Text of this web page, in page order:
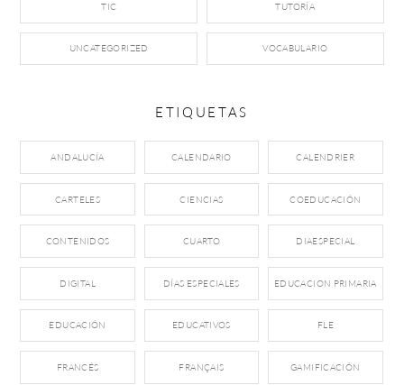
TIC TUTORÍA
UNCATEGORIZED VOCABULARIO
ETIQUETAS
ANDALUCÍA CALENDARIO CALENDRIER
CARTELES CIENCIAS COEDUCACIÓN
CONTENIDOS CUARTO DIAESPECIAL
DIGITAL DÍAS ESPECIALES EDUCACION PRIMARIA
EDUCACIÓN EDUCATIVOS FLE
FRANCÉS FRANÇAIS GAMIFICACIÓN